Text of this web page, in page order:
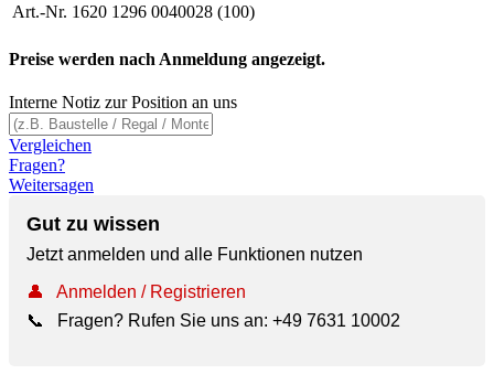
Art.-Nr. 1620 1296 0040028 (100)
Preise werden nach Anmeldung angezeigt.
Interne Notiz zur Position an uns
Vergleichen
Fragen?
Weitersagen
Gut zu wissen
Jetzt anmelden und alle Funktionen nutzen
👤
Anmelden / Registrieren
📞
Fragen? Rufen Sie uns an: +49 7631 10002